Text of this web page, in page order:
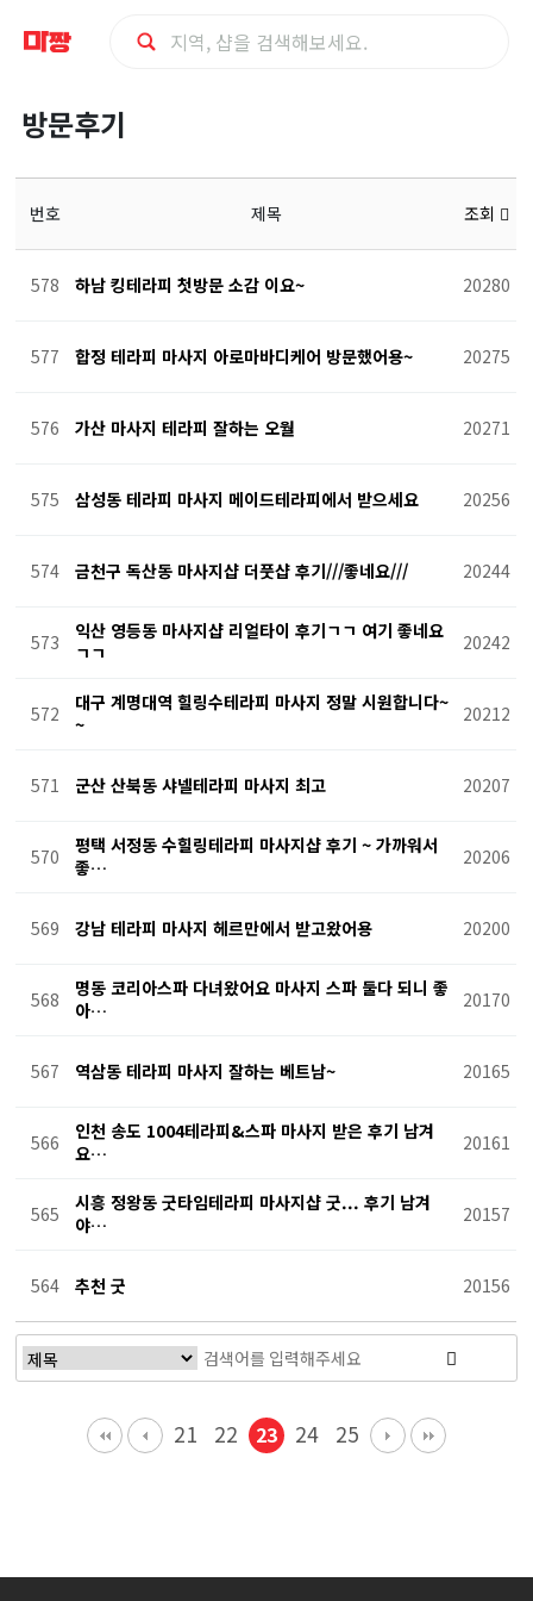
방
문
후
기
방문후기
번호 제목 조회
578 하남 킹테라피 첫방문 소감 이요~ 20280
577 합정 테라피 마사지 아로마바디케어 방문했어용~ 20275
576 가산 마사지 테라피 잘하는 오월 20271
575 삼성동 테라피 마사지 메이드테라피에서 받으세요 20256
574 금천구 독산동 마사지샵 더풋샵 후기///좋네요/// 20244
573
익산 영등동 마사지샵 리얼타이 후기ㄱㄱ 여기 좋네요
ㄱㄱ
20242
572
대구 계명대역 힐링수테라피 마사지 정말 시원합니다~
~
20212
571 군산 산북동 샤넬테라피 마사지 최고 20207
570
평택 서정동 수힐링테라피 마사지샵 후기 ~ 가까워서
좋…
20206
569 강남 테라피 마사지 헤르만에서 받고왔어용 20200
568
명동 코리아스파 다녀왔어요 마사지 스파 둘다 되니 좋
아…
20170
567 역삼동 테라피 마사지 잘하는 베트남~ 20165
566
인천 송도 1004테라피&스파 마사지 받은 후기 남겨
요…
20161
565
시흥 정왕동 굿타임테라피 마사지샵 굿... 후기 남겨
야…
20157
564 추천 굿 20156
21 22 23 24 25